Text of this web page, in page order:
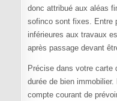
donc attribué aux aléas
sofinco sont fixes. Entre
inférieures aux travaux
après passage devant
Précise dans votre carte
durée de bien
compte courant de